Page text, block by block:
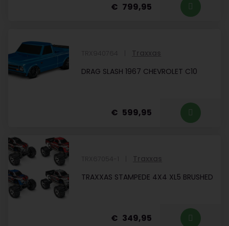
799,95
TRX940764
Traxxas
DRAG SLASH 1967 CHEVROLET C10
599,95
TRX67054-1
Traxxas
TRAXXAS STAMPEDE 4X4 XL5 BRUSHED
349,95